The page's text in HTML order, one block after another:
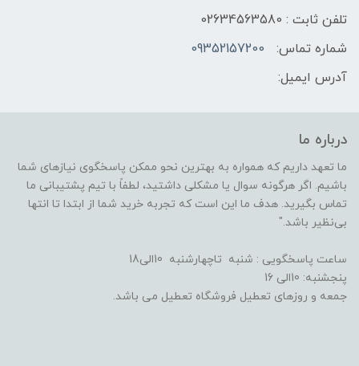
تلفن ثابت : 02634563580
شماره تماس:
09352157200
آدرس ایمیل:
درباره ما
ما تعهد داریم که همواره به بهترین نحو ممکن پاسخگوی نیازهای شما
باشیم. اگر هرگونه سوال یا مشکلی داشتید، لطفاً با تیم پشتیبانی ما
تماس بگیرید. هدف ما این است که تجربه خرید شما از ابتدا تا انتها
بی‌نظیر باشد."
ساعت پاسخگویی : شنبه تاچهارشنبه 10الی18
پنجشنبه: 10الی 16
جمعه و روزهای تعطیل فروشگاه تعطیل می باشد.